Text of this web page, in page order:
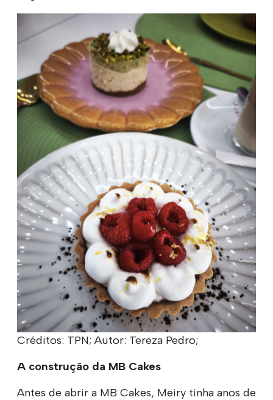
Créditos: TPN; Autor: Tereza Pedro;
A construção da MB Cakes
Antes de abrir a MB Cakes, Meiry tinha anos de